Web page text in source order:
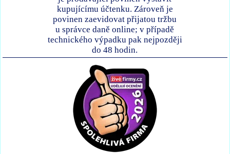
kupujícímu účtenku. Zároveň je
povinen zaevidovat přijatou tržbu
u správce daně online; v případě
technického výpadku pak nejpozději
do 48 hodin.